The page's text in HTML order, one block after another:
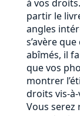
à vos
partir le
angles
s’avère
abîmés, il
que vos
montrer
droits vis-
Vous serez